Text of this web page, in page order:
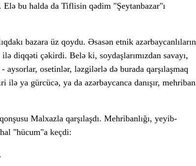
bu halda da Tiflisin qədim "Şeytanbazar"ı
bazara üz qoydu. Əsasən etnik azərbaycanlıların
diqqəti çəkirdi. Belə ki, soydaşlarımızdan savayı,
aysorlar, osetinlər, ləzgilərlə də burada qarşılaşmaq
ilə ya gürcücə, ya da azərbaycanca danışır, mehriban
Malxazla qarşılaşdı. Mehribanlığı, yeyib-
"hücum"a keçdi: